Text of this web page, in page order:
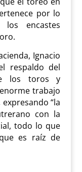
por lo
encastes
Ignacio
respaldo del
los toros y
trabajo
“la
con la
todo lo que
es raíz de